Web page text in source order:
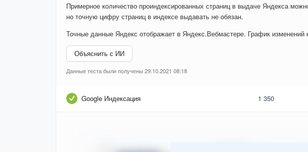
Примерное количество проиндексированных страниц в выдаче Яндекса
но точную цифру страниц в индексе выдавать не обязан.
Точные данные Яндекс отображает в Яндекс.Вебмастере. График
Объяснить с ИИ
Данные теста были получены 29.10.2021 08:18
Google Индексация 1 350